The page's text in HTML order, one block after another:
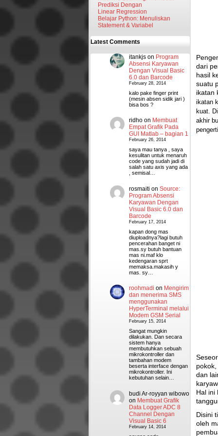
Prediksi Dengan
Linear Regression
Belajar Python: Menuliskan
Statement & Variabel
Latest Comments
itankjs on Program
Absensi Karyawan
Dengan Visual Basic
6.0 dan Barcode
February 28, 2014
kalo pake finger print
(mesin absen sidik jari )
bisa bos ?
ridho on Membuat
Empat Grafik Pada
GUI Matlab – bagian 1
February 26, 2014
saya mau tanya , saya
kesulitan untuk menaruh
code yang sudah jadi di
salah satu axis yang ada
, semisal…
rosmaiti on Source:
Program Absensi
Karyawan Dengan
Visual Basic 6.0 dan
Barcode
February 17, 2014
kapan dong mas
diuploadnya?lagi butuh
pencerahan banget ni
mas.sy butuh bantuan
mas ni.maf klo
kedengaran sprt
memaksa.makasih y
mas. sy…
roohmadi on Mengirim
dan menerima SMS
menggunakan
HyperTerminal melalui
Modem GSM Serial
February 15, 2014
Sangat mungkin
dilakukan. Dan secara
sistem hanya
membutuhkan sebuah
mikrokontroller dan
tambahan modem
beserta interface dengan
mikrokontroller. Ini
kebutuhan selain…
budi Ar-royyan wibowo
on Membuat Grafik
Data Logger ADC 8
Channel Dengan
Visual Basic 6
February 14, 2014
dari
hasil
suatu
ikatan
ikatan
kuat.
akhir
dan
Hal ini
Disini
oleh